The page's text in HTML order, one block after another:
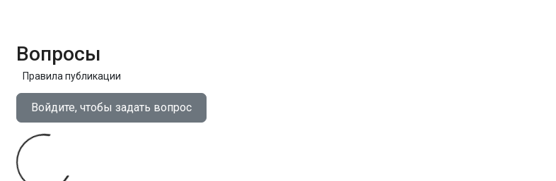
Вопросы
Правила публикации
Войдите, чтобы задать вопрос